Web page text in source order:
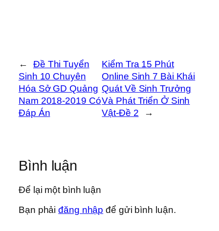
←
Đề Thi Tuyển
Sinh 10 Chuyên
Hóa Sở GD Quảng
Nam 2018-2019 Có
Đáp Án
Kiểm Tra 15 Phút
Online Sinh 7 Bài Khái
Quát Về Sinh Trưởng
Và Phát Triển Ở Sinh
Vật-Đề 2
→
Bình luận
Để lại một bình luận
Bạn phảiđăng nhập để gửi bình luận.